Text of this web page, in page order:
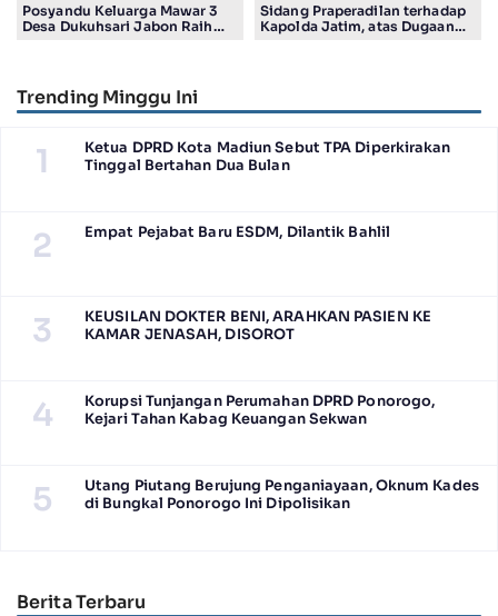
Posyandu Keluarga Mawar 3
Desa Dukuhsari Jabon Raih
Sidang Praperadilan terhadap
Kapolda Jatim, atas Dugaan
Trending Minggu Ini
1
Ketua DPRD Kota Madiun Sebut TPA Diperkirakan
Tinggal Bertahan Dua Bulan
2 Empat Pejabat Baru ESDM, Dilantik Bahlil
3
KEUSILAN DOKTER BENI, ARAHKAN PASIEN KE
KAMAR JENASAH, DISOROT
4
Korupsi Tunjangan Perumahan DPRD Ponorogo,
Kejari Tahan Kabag Keuangan Sekwan
5
Utang Piutang Berujung Penganiayaan, Oknum Kades
di Bungkal Ponorogo Ini Dipolisikan
Berita Terbaru